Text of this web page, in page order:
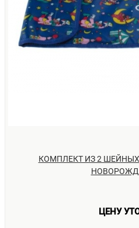
КОМПЛЕКТ ИЗ 2
ЦЕНУ